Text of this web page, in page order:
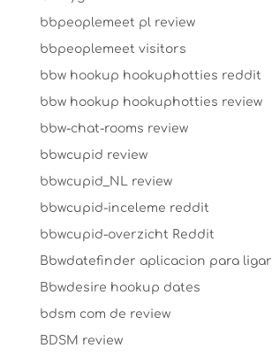
bbpeoplemeet pl review
bbpeoplemeet visitors
bbw hookup hookuphotties reddit
bbw hookup hookuphotties review
bbw-chat-rooms review
bbwcupid review
bbwcupid_NL review
bbwcupid-inceleme reddit
bbwcupid-overzicht Reddit
Bbwdatefinder aplicacion para ligar
Bbwdesire hookup dates
bdsm com de review
BDSM review